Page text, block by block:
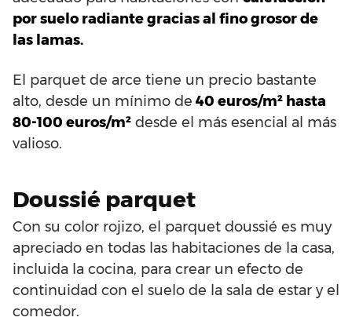
por suelo radiante gracias al fino grosor de
las lamas.
El parquet de arce tiene un precio bastante
alto, desde un mínimo de 40 euros/m² hasta
80-100 euros/m² desde el más esencial al más
valioso.
Doussié parquet
Con su color rojizo, el parquet doussié es muy
apreciado en todas las habitaciones de la casa,
incluida la cocina, para crear un efecto de
continuidad con el suelo de la sala de estar y el
comedor.